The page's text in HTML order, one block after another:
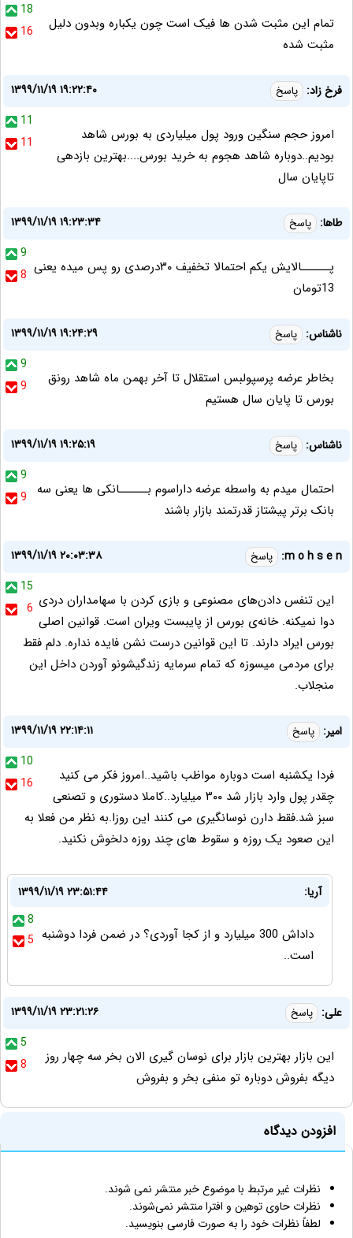
18
16
تمام این مثبت شدن ها فیک است چون یکباره وبدون دلیل
مثبت شده
فرخ زاد: پاسخ
۱۳۹۹/۱۱/۱۹ ۱۹:۲۲:۴۰
11
11
امروز حجم سنگین ورود پول میلیاردی به بورس شاهد
بودیم..دوباره شاهد هجوم به خرید بورس....بهترین بازدهی
تاپایان سال
طاها: پاسخ
۱۳۹۹/۱۱/۱۹ ۱۹:۲۳:۳۴
9
8 پــــــالایش یکم احتمالا تخفیف ۳۰درصدی رو پس میده یعنی
13تومان
ناشناس: پاسخ
۱۳۹۹/۱۱/۱۹ ۱۹:۲۴:۲۹
9
9
بخاطر عرضه پرسپولبس استقلال تا آخر بهمن ماه شاهد رونق
بورس تا پایان سال هستیم
ناشناس: پاسخ
۱۳۹۹/۱۱/۱۹ ۱۹:۲۵:۱۹
9
9
احتمال میدم به واسطه عرضه داراسوم بــــــانکی ها یعنی سه
بانک برتر پیشتاز قدرتمند بازار باشند
m o h s e n: پاسخ
۱۳۹۹/۱۱/۱۹ ۲۰:۰۳:۳۸
15
6 این تنفس دادن‌های مصنوعی و بازی کردن با سهامداران دردی
دوا نمیکنه. خانه‌ی بورس از پایبست ویران است. قوانین اصلی
بورس ایراد دارند. تا این قوانین درست نشن فایده نداره. دلم فقط
برای مردمی میسوزه که تمام سرمایه زندگیشونو آوردن داخل این
منجلاب.
امیر: پاسخ
۱۳۹۹/۱۱/۱۹ ۲۲:۱۴:۱۱
10
16
فردا یکشنبه است دوباره مواظب باشید..امروز فکر می کنید
چقدر پول وارد بازار شد ۳۰۰ میلیارد..کاملا دستوری و تصنعی
سبز شد.فقط دارن نوسانگیری می کنند این روزا.به نظر من فعلا به
این صعود یک روزه و سقوط های چند روزه دلخوش نکنید.
آریا:
۱۳۹۹/۱۱/۱۹ ۲۳:۵۱:۴۴
8
5 داداش 300 میلیارد و از کجا آوردی؟ در ضمن فردا دوشنبه
است..
علی: پاسخ
۱۳۹۹/۱۱/۱۹ ۲۳:۲۱:۲۶
5
8
این بازار بهترین بازار برای نوسان گیری الان بخر سه چهار روز
دیگه بفروش دوباره تو منفی بخر و بفروش
افزودن دیدگاه
نظرات غیر مرتبط با موضوع خبر منتشر نمی شوند.
نظرات حاوی توهین و افترا منتشر نمی‌شوند.
لطفاً نظرات خود را به صورت فارسی بنویسید.